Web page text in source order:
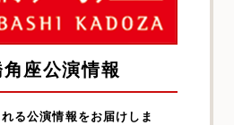
座公演情報
る公演情報をお届けしま